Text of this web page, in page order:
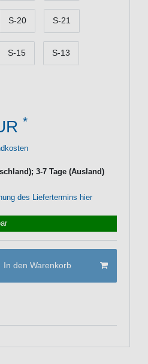
S-20 S-21
S-15 S-13
*
3-7 Tage (Ausland)
des Liefertermins hier
In den Warenkorb